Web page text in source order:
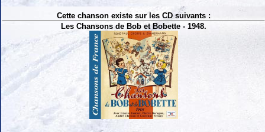
Cette chanson existe sur les CD suivants :
Les Chansons de Bob et Bobette - 1948.